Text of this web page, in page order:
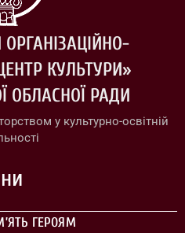
КУЛЬТУРИ»
ОБЛАСНОЇ РАДИ
у культурно-освітній
ГЕРОЯМ